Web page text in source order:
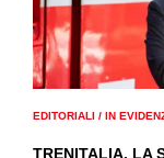
EDITORIALI / IN
TRENITALIA, LA